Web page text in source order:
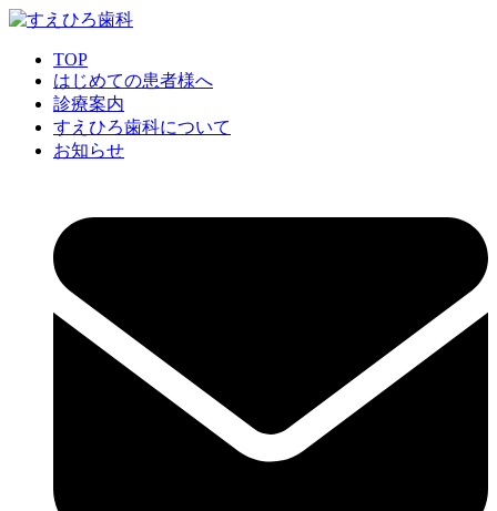
TOP
はじめての患者様へ
診療案内
すえひろ歯科について
お知らせ